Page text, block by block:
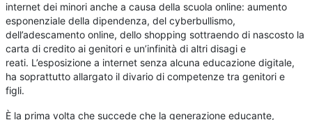
internet dei minori anche a causa della scuola online: aumento
esponenziale della dipendenza, del cyberbullismo,
dell’adescamento online, dello shopping sottraendo di nascosto la
carta di credito ai genitori e un’infinità di altri disagi e
reati. L’esposizione a internet senza alcuna educazione digitale,
ha soprattutto allargato il divario di competenze tra genitori e
figli.
È la prima volta che succede che la generazione educante,